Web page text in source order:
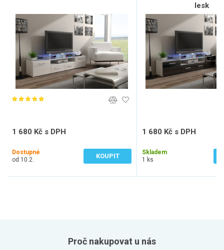
1 680 Kč s DPH
Dostupné
od 10.2.
KOUPIT
lesk
1 680 Kč s DPH
Skladem
1 ks
Proč nakupovat u nás